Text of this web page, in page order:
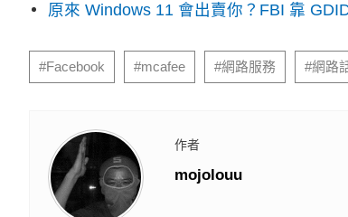
原來 Windows 11 會出賣你？FBI 靠
#Facebook #mcafee #網路服務 #網路
作者
mojolouu